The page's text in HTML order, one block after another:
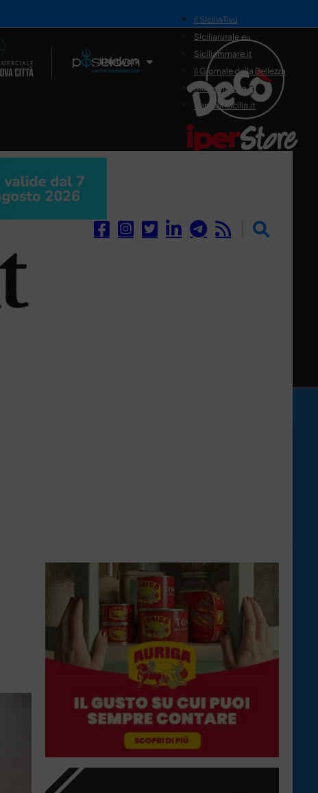
Il Network
il SiciliaTivù
Siciliarurale.eu
Siciliammare.it
Il Giornale della Bellezza
Siciliamedica.it
Sanitainsicilia.it